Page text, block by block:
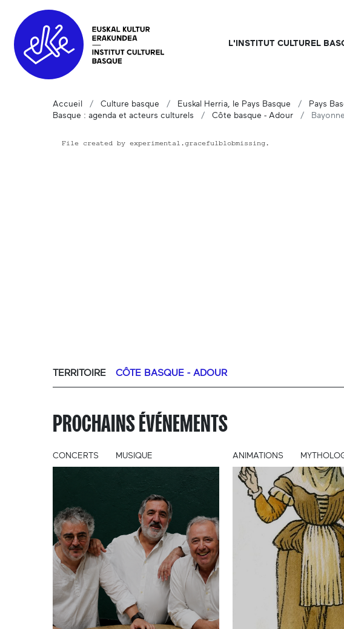
L'INSTITUT CULTUREL
Accueil Culture basque Euskal Herria, le Pays Basque Pays
Basque : agenda et acteurs culturels
Côte basque - Adour Bayonne
TERRITOIRE CÔTE BASQUE - ADOUR
PROCHAINS ÉVÉNEMENTS
CONCERTS MUSIQUE ANIMATIONS